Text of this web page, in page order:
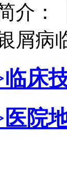
介：
屑病
临床
医院